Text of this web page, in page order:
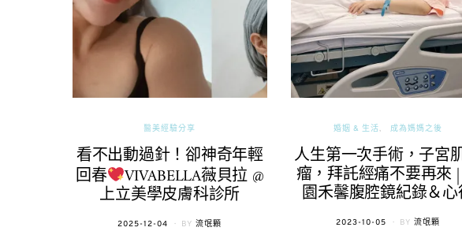
醫美經驗分享
看不出動過針！卻神奇年輕
回春 VIVABELLA薇貝拉 @
上立美學皮膚科診所
POSTED
2025-12-04 BY 流氓顆
婚姻 & 生活 成為媽媽之後
人生第一次手術，子宮
瘤，拜託經痛不要再來
園禾馨腹腔鏡紀錄＆
POSTED
2023-10-05 BY 流氓顆